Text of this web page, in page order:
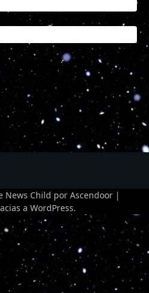
News Child por Ascendoor |
a WordPress.